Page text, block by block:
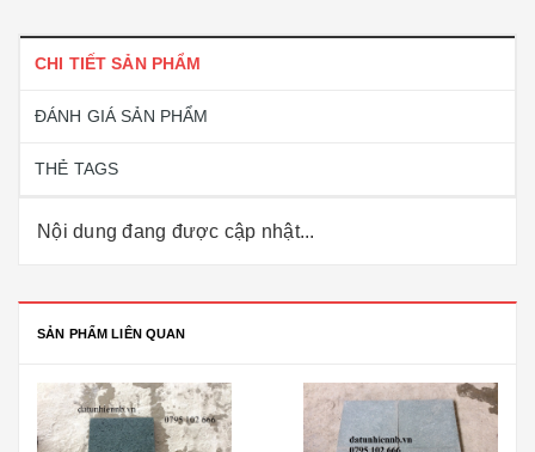
CHI TIẾT SẢN PHẨM
ĐÁNH GIÁ SẢN PHẨM
THẺ TAGS
Nội dung đang được cập nhật...
SẢN PHẨM LIÊN QUAN